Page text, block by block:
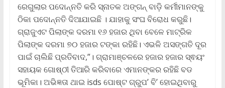
ରେଗୁଲାର ପଦୋନ୍ନତି କରି ସ୍ନାତକ ଅଙ୍ଗନ୍ ବାଡ଼ି କର୍ମୀମାନଙ୍କୁ
ଠିକା ପଦୋନ୍ନତି ଦିଆଯାଇଛି । ଯାହାକୁ ସଂଘ ବିରୋଧ କରୁଛି।
ଗ୍ରାଜୁଏଟ ପିଲାଙ୍କ ଦରମା ୧୬ ହଜାର ଥିବା ବେଳେ ମାଟ୍ରିକ
ପିଲାଙ୍କ ଦରମା ୭୦ ହଜାର ଟଙ୍କା ରହିଛି। ଏଭଳି ଅସଙ୍ଗତି ଦୂର
ପାଇଁ ଚାଲିଛି ପ୍ରତିବାଦ,”। ଗ୍ରାମାଞ୍ଚଳରେ ହଜାର ହଜାର ସ୍ଵୟଂ
ସହାୟକ ଗୋଷ୍ଠୀ ତିଆରି କରିବାରେ ଏମାନଙ୍କର ରହିଛି ବଡ
ଭୂମିକା। ଅଭିଜ୍ଞତା ଥାଇ isds ପୋଷ୍ଟ ଗ୍ରୁପ’ ବି’ ହୋଇଥିବାରୁ